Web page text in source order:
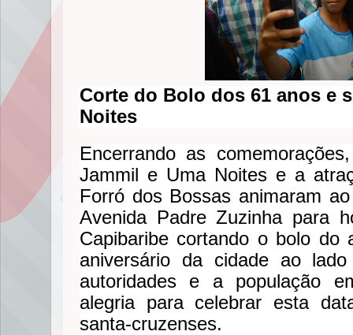
Corte do Bolo dos 61 anos e
Noites
Encerrando as
Jammil e Uma Noites e a
Forró dos Bossas animaram
Avenida Padre Zuzinha para
Capibaribe cortando o bolo do
aniversário da cidade ao
autoridades e a população
alegria para celebrar esta
santa-cruzenses.